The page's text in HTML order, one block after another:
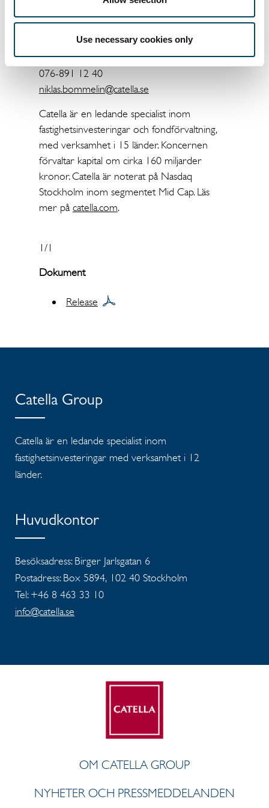
Use necessary cookies only
070-547 16 36
Niklas Bommelin
Investor Relations
076-891 12 40
niklas.bommelin@catella.se
Catella är en ledande specialist inom
fastighetsinvesteringar och fondförvaltning,
med verksamhet i 15 länder. Koncernen
förvaltar kapital om cirka 160 miljarder
kronor. Catella är noterat på Nasdaq
Stockholm inom segmentet Mid Cap. Läs
mer påcatella.com.
1/1
Dokument
Release
Catella Group
Catella är en ledande specialist inom
fastighetsinvesteringar med verksamhet i 12
länder.
Huvudkontor
Besöksadress: Birger Jarlsgatan 6
Postadress: Box 5894, 102 40 Stockholm
Tel: +46 8 463 33 10
info@catella.se
OM CATELLA GROUP
NYHETER OCH PRESSMEDDELANDEN